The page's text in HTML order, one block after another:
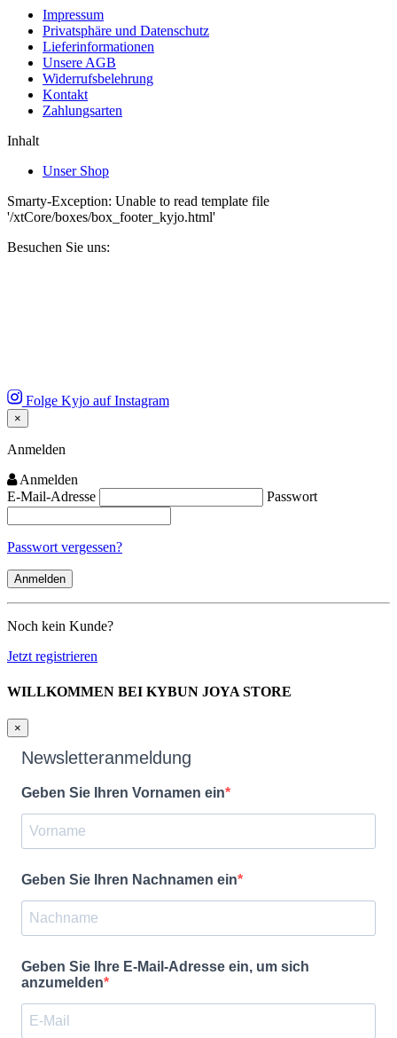
Impressum
Privatsphäre und Datenschutz
Lieferinformationen
Unsere AGB
Widerrufsbelehrung
Kontakt
Zahlungsarten
Inhalt
Unser Shop
Smarty-Exception: Unable to read template file
'/xtCore/boxes/box_footer_kyjo.html'
Besuchen Sie uns:
Folge Kyjo auf Instagram
×
Close
Anmelden
Anmelden
E-Mail-Adresse
Passwort
Passwort vergessen?
Noch kein Kunde?
Jetzt registrieren
WILLKOMMEN BEI KYBUN JOYA STORE
×
Newsletteranmeldung
Geben Sie Ihren Vornamen ein
Geben Sie Ihren Nachnamen ein
Geben Sie Ihre E-Mail-Adresse ein, um sich
anzumelden